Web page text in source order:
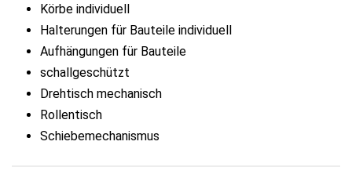
Körbe individuell
Halterungen für Bauteile individuell
Aufhängungen für Bauteile
schallgeschützt
Drehtisch mechanisch
Rollentisch
Schiebemechanismus